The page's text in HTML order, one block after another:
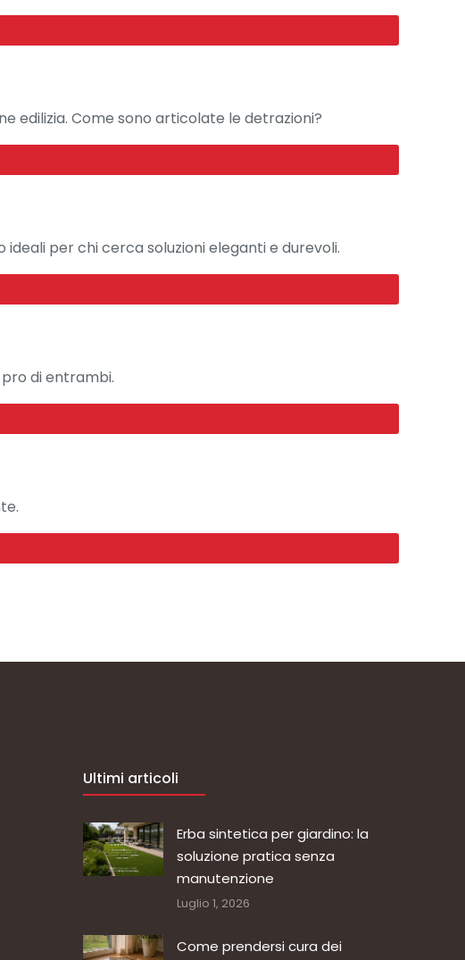
edilizia. Come sono articolate le detrazioni?
per chi cerca soluzioni eleganti e durevoli.
di entrambi.
Ultimi articoli
Erba sintetica per giardino: la
soluzione pratica senza
manutenzione
Luglio 1, 2026
Come prendersi cura dei